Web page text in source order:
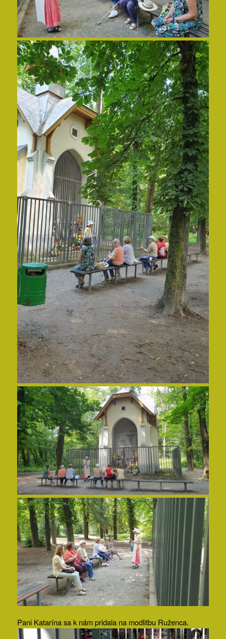
Pani Katarína sa k nám pridala na modlitbu Ruženca.